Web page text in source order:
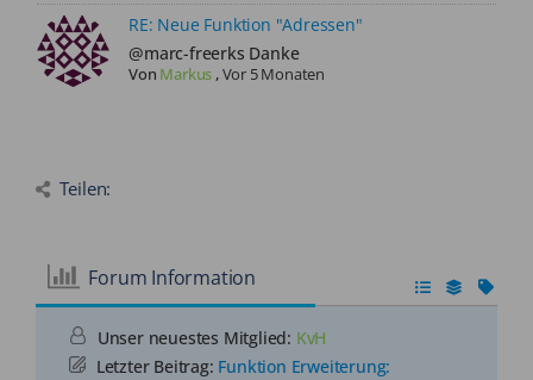
RE: Neue Funktion "Adressen"
@marc-freerks Danke
Von Markus ,Vor 5 Monaten
Teilen:
Forum Information
Unser neuestes Mitglied: KvH
Letzter Beitrag: Funktion Erweiterung: